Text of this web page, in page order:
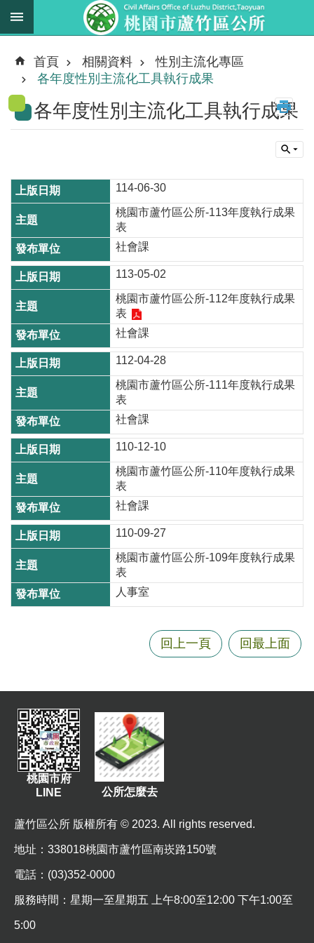
跳到主要內容區塊
新
消
息
業
法
規
料
進
階
搜
尋
蘆
竹
區
介
紹
訊
息
公
告
生
活
便
通
訊
錄
資
料
回
首
頁
網
首頁 相關資料
性別主流化專區
各年度性別主流化工具執行成果
各年度性別主流化工具執行成果
114-06-30
桃園市蘆竹區公所-113年度執行成果
表
社會課
113-05-02
桃園市蘆竹區公所-112年度執行成果
表
社會課
112-04-28
桃園市蘆竹區公所-111年度執行成果
表
社會課
110-12-10
桃園市蘆竹區公所-110年度執行成果
表
社會課
110-09-27
桃園市蘆竹區公所-109年度執行成果
表
人事室
回上一頁 回最上面
桃園市府
LINE
公所怎麼去
蘆竹區公所 版權所有 © 2023. All rights reserved.
地址 ：338018桃園市蘆竹區南崁路150號
電話：(03)352-0000
服務時間：星期一至星期五 上午8:00至12:00 下午1:00至
5:00